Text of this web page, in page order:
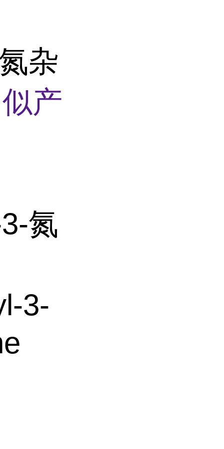
杂
产
氮
3-